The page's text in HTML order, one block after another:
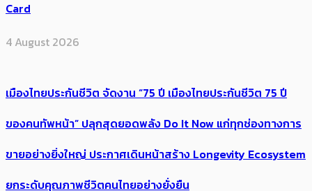
Card
4 August 2026
เมืองไทยประกันชีวิต จัดงาน “75 ปี เมืองไทยประกันชีวิต 75 ปี
ของคนทัพหน้า” ปลุกสุดยอดพลัง Do It Now แก่ทุกช่องทางการ
ขายอย่างยิ่งใหญ่ ประกาศเดินหน้าสร้าง Longevity Ecosystem
ยกระดับคุณภาพชีวิตคนไทยอย่างยั่งยืน